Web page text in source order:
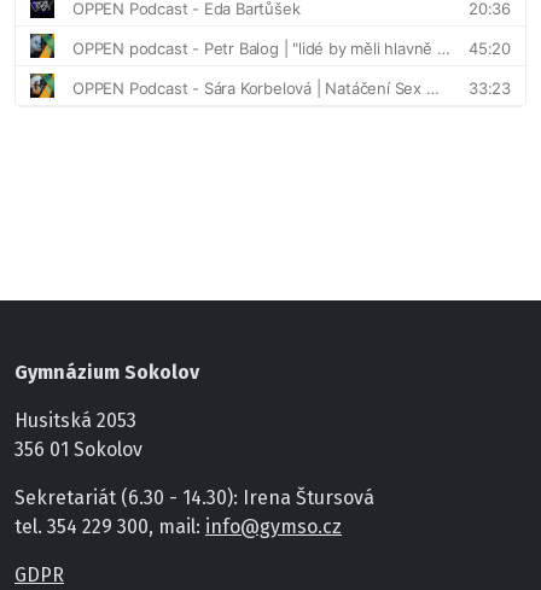
Gymnázium Sokolov
Husitská 2053
356 01 Sokolov
Sekretariát (6.30 - 14.30): Irena Štursová
tel. 354 229 300, mail: info@gymso.cz
GDPR